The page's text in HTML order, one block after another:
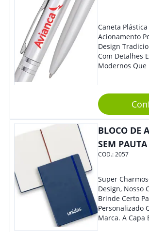
Caneta Plástica
Acionamento
Design
Com Detalhes
Modernos Que
BLOCO DE
SEM PAUTA
COD.:2057
Super
Design, Nosso
Brinde Certo
Personalizado
Marca. A Capa